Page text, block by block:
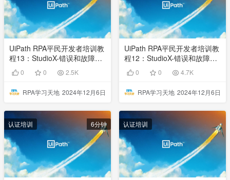
UiPath RPA平民开发者培训教
程13：StudioX-错误和故障处
理020 0 2.5K
RPA学习天地 2024年12月6日
UiPath RPA平民开发者培训教
程12：StudioX-错误和故障处
理010 0 4.7K
RPA学习天地 2024年12月6日
认证培训 6分钟 认证培训